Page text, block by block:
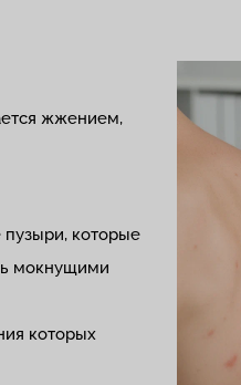
жжением,
которые
мокнущими
которых